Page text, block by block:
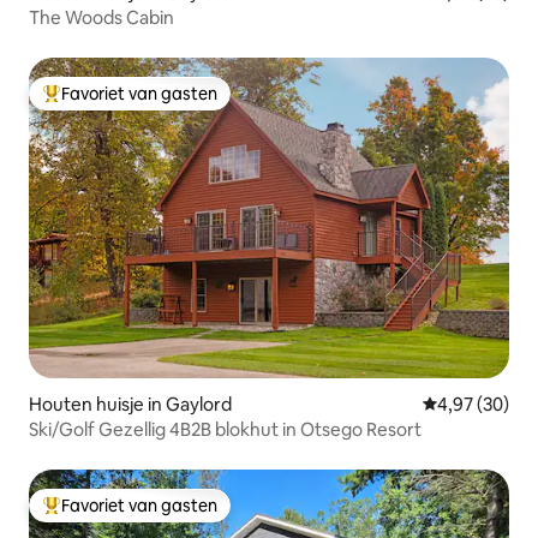
The Woods Cabin
Topfavoriet van gasten
Favoriet van gasten
Houten huisje in Gaylord Gemiddelde
4,97 (30)
Ski/Golf Gezellig 4B2B blokhut in Otsego Resort
Topfavoriet van gasten
Favoriet van gasten